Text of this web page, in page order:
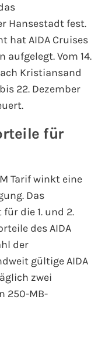
Hansestadt fest.
hat AIDA Cruises
aufgelegt. Vom 14.
Kristiansand
22. Dezember
für
Tarif winkt eine
Das
die 1. und 2.
des AIDA
der
gültige AIDA
zwei
250-MB-